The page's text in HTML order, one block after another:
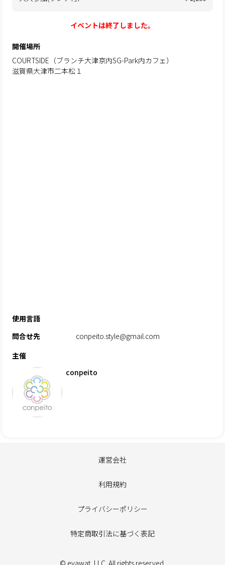
イベントは終了しました。
開催場所
COURTSIDE（ブランチ大津京内SG-Park内カフェ）
滋賀県大津市二本松１
使用言語
問合せ先
conpeito.style@gmail.com
主催
conpeito
運営会社
利用規約
プライバシーポリシー
特定商取引法に基づく表記
© evawat, LLC. All rights reserved.